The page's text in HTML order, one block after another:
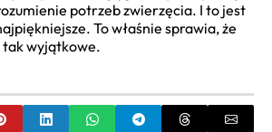
potrzeb zwierzęcia. I to jest
To właśnie sprawia, że
tak wyjątkowe.